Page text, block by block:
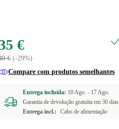
€
€(-29%)
Compare com produtos semelhantes
Entrega incluída: 10 Ago. - 17 Ago.
Garantia de devolução gratuita em 30 dias
Entrega incl.:
Cabo de alimentação